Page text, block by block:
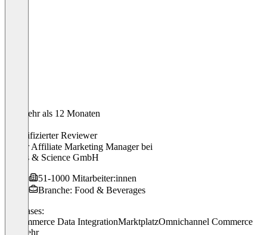
Vor mehr als 12 Monaten
Verifizierter Reviewer
Senior Affiliate Marketing Managerbei
Hearts & Science GmbH
51-1000 Mitarbeiter:innen
Branche: Food & Beverages
Use cases:
E-Commerce Data IntegrationMarktplatzOmnichannel Commerce
+ 1 mehr